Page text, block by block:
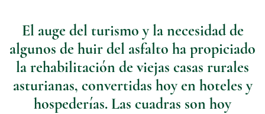
El auge del turismo y la necesidad de
algunos de huir del asfalto ha propiciado
la rehabilitación de viejas casas rurales
asturianas, convertidas hoy en hoteles y
hospederías. Las cuadras son hoy